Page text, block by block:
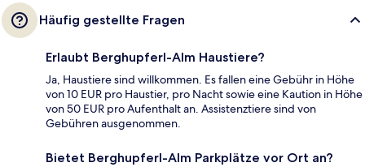
Häufig gestellte Fragen
Erlaubt Berghupferl-Alm Haustiere?
Ja, Haustiere sind willkommen. Es fallen eine Gebühr in Höhe
von 10 EUR pro Haustier, pro Nacht sowie eine Kaution in Höhe
von 50 EUR pro Aufenthalt an. Assistenztiere sind von
Gebühren ausgenommen.
Bietet Berghupferl-Alm Parkplätze vor Ort an?